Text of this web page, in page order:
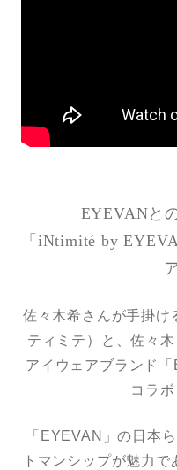
EYEVANと
「iNtimité by
佐々木希さんが手掛
ティミテ）と、佐々
アイウェアブランド
コラボ
「EYEVAN」の日本
トマンシップが魅力で